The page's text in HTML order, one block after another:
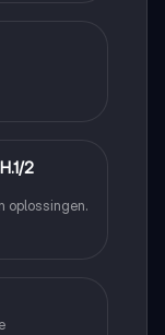
2
oplossingen.